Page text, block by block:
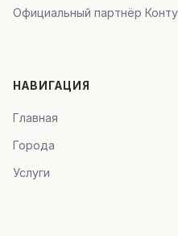
Официальный партнёр
НАВИГАЦИЯ
Главная
Города
Услуги